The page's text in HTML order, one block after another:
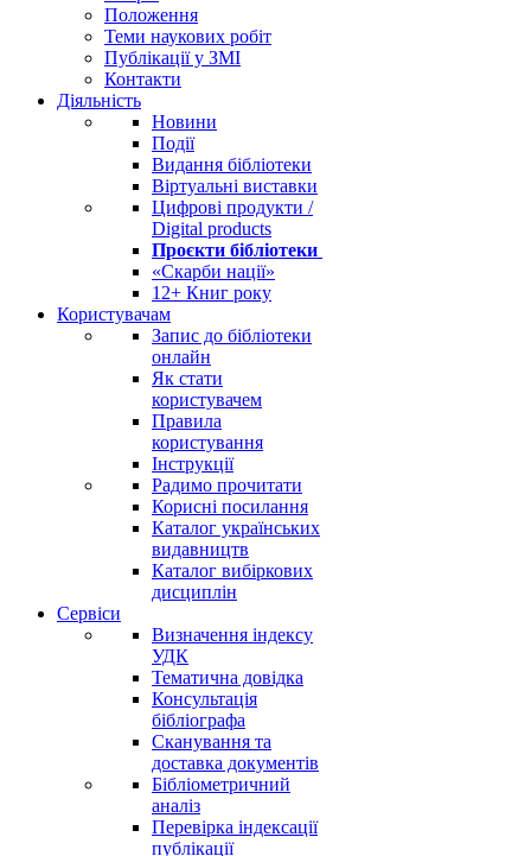
Положення
Теми наукових робіт
Публікації у ЗМІ
Контакти
Діяльність
Новини
Події
Видання бібліотеки
Віртуальні виставки
Цифрові продукти /
Digital products
Проєкти бібліотеки
«Скарби нації»
12+ Книг року
Користувачам
Запис до бібліотеки
онлайн
Як стати
користувачем
Правила
користування
Інструкції
Радимо прочитати
Корисні посилання
Каталог українських
видавництв
Каталог вибіркових
дисциплін
Сервіси
Визначення індексу
УДК
Тематична довідка
Консультація
бібліографа
Сканування та
доставка документів
Бібліометричний
аналіз
Перевірка індексації
публікації